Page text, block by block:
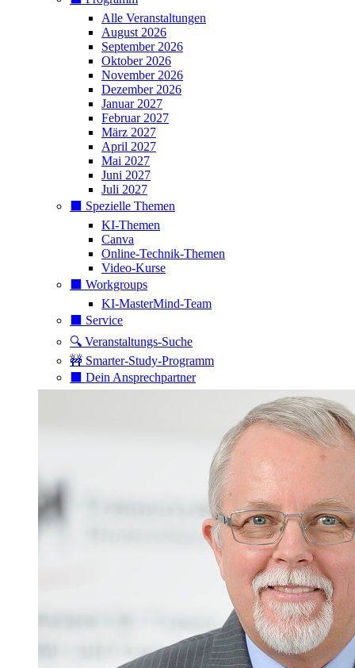
Alle Veranstaltungen
August 2026
September 2026
Oktober 2026
November 2026
Dezember 2026
Januar 2027
Februar 2027
März 2027
April 2027
Mai 2027
Juni 2027
Juli 2027
⬛️ Spezielle Themen
KI-Themen
Canva
Online-Technik-Themen
Video-Kurse
⬛️ Workgroups
KI-MasterMind-Team
⬛️ Service
🔍 Veranstaltungs-Suche
🚧 Smarter-Study-Programm
⬛️ Dein Ansprechpartner